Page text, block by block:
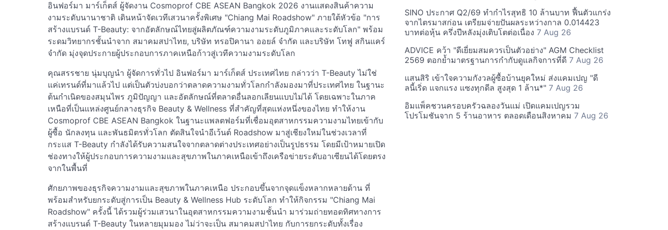
อินฟอร์มา มาร์เก็ตส์ ผู้จัดงาน Cosmoprof CBE ASEAN Bangkok 2026 งานแสดงสินค้าความ
งามระดับนานาชาติ เดินหน้าจัดเวทีเสวนาครั้งพิเศษ "Chiang Mai Roadshow" ภายใต้หัวข้อ "การ
สร้างแบรนด์ T-Beauty: จากอัตลักษณ์ไทยสู่ผลิตภัณฑ์ความงามระดับภูมิภาคและระดับโลก" พร้อม
ระดมวิทยากรชั้นนำจาก สมาคมสปาไทย, บริษัท ทรอปิคานา ออยล์ จำกัด และบริษัท โทฟู สกินแคร์
จำกัด มุ่งจุดประกายผู้ประกอบการภาคเหนือก้าวสู่เวทีความงามระดับโลก
คุณสรรชาย นุ่มบุญนำ ผู้จัดการทั่วไป อินฟอร์มา มาร์เก็ตส์ ประเทศไทย กล่าวว่า T-Beauty ไม่ใช่
แค่เทรนด์ที่มาแล้วไป แต่เป็นตัวบ่งบอกว่าตลาดความงามทั่วโลกกำลังมองมาที่ประเทศไทย ในฐานะ
ต้นกำเนิดของสมุนไพร ภูมิปัญญา และอัตลักษณ์ที่ตลาดอื่นลอกเลียนแบบไม่ได้ โดยเฉพาะในภาค
เหนือที่เป็นแหล่งศูนย์กลางธุรกิจ Beauty & Wellness ที่สำคัญที่สุดแห่งหนึ่งของไทย ทำให้งาน
Cosmoprof CBE ASEAN Bangkok ในฐานะแพลตฟอร์มที่เชื่อมอุตสาหกรรมความงามไทยเข้ากับ
ผู้ซื้อ นักลงทุน และพันธมิตรทั่วโลก ตัดสินใจนำอีเว้นต์ Roadshow มาสู่เชียงใหม่ในช่วงเวลาที่
กระแส T-Beauty กำลังได้รับความสนใจจากตลาดต่างประเทศอย่างเป็นรูปธรรม โดยมีเป้าหมายเปิด
ช่องทางให้ผู้ประกอบการความงามและสุขภาพในภาคเหนือเข้าถึงเครือข่ายระดับอาเซียนได้โดยตรง
จากในพื้นที่
ศักยภาพของธุรกิจความงามและสุขภาพในภาคเหนือ ประกอบขึ้นจากจุดแข็งหลากหลายด้าน ที่
พร้อมสำหรับยกระดับสู่การเป็น Beauty & Wellness Hub ระดับโลก ทำให้กิจกรรม "Chiang Mai
Roadshow" ครั้งนี้ ได้รวมผู้ร่วมเสวนาในอุตสาหกรรมความงามชั้นนำ มาร่วมถ่ายทอดทิศทางการ
สร้างแบรนด์ T-Beauty ในหลายมุมมอง ไม่ว่าจะเป็น สมาคมสปาไทย กับการยกระดับทั้งเรื่อง
SINO ประกาศ Q2/69 ทำกำไรสุทธิ 10 ล้านบาท ฟื้นตัวแกร่ง
จากไตรมาสก่อน เตรียมจ่ายปันผลระหว่างกาล 0.014423
บาทต่อหุ้น ครึ่งปีหลังมุ่งเติบโตต่อเนื่อง 7 Aug 26
ADVICE คว้า "ดีเยี่ยมสมควรเป็นตัวอย่าง" AGM Checklist
2569 ตอกย้ำมาตรฐานการกำกับดูแลกิจการที่ดี 7 Aug 26
แสนสิริ เข้าใจความกังวลผู้ซื้อบ้านยุคใหม่ ส่งแคมเปญ "ดี
ลนี้เริ่ด แจกแรง แซงทุกดีล สูงสุด 1 ล้าน*" 7 Aug 26
อิมแพ็คชวนครอบครัวฉลองวันแม่ เปิดแคมเปญรวม
โปรโมชันจาก 5 ร้านอาหาร ตลอดเดือนสิงหาคม 7 Aug 26